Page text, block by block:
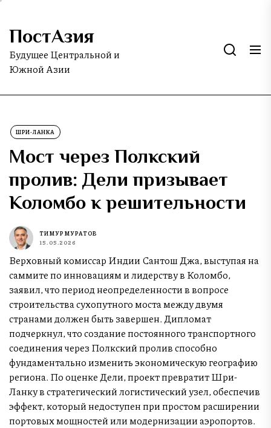
Skip
the
content
ПостАзия
Будущее Центральной и
Южной Азии
ШРИ-ЛАНКА
Мост через Полкский
пролив: Дели призывает
Коломбо к решительности
ТИМУР МУРАТОВ
15.05.2026
Верховный комиссар Индии Сантош Джа, выступая на
саммите по инновациям и лидерству в Коломбо,
заявил, что период неопределенности в вопросе
строительства сухопутного моста между двумя
странами должен быть завершен. Дипломат
подчеркнул, что создание постоянного транспортного
соединения через Полкский пролив способно
фундаментально изменить экономическую географию
региона. По оценке Дели, проект превратит Шри-
Ланку в стратегический логистический узел, обеспечив
эффект, который недоступен при простом расширении
портовых мощностей или модернизации аэропортов.